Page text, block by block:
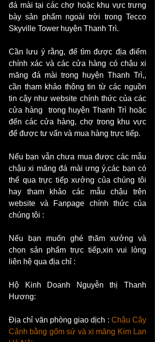
đá mài tại các chợ hoặc khu vực trưng
bày sản phẩm ngoài trời trong Tecco
Skyville Tower huyện Thanh Trì.
Cần lưu ý rằng, để tìm được địa điểm
chính xác và các cửa hàng có chậu xi
măng đá mài trong huyện Thanh Trì,,
cần tham khảo thông tin từ các nguồn
tin cậy như website chính thức của các
cửa hàng  trong huyện Thanh Trì hoặc
đến các cửa hàng, chợ trong khu vực
để được tư vấn và mua hàng trực tiếp.
Nếu bạn vẫn chưa mua được các mẫu
chậu xi măng đá mài ưng ý,các bạn có
thể qua trực tiếp xưởng của chúng tôi
hay tham khảo các mẫu chậu trên
website và Fanpage chính thức của
chúng tôi :
Nếu bạn muốn ghé thăm xưởng và
chọn sản phẩm trực tiếp,xin vui lòng
liên hệ qua địa chỉ :
Hộ Kinh Doanh Nguyễn thị Thanh
Hương:
Địa chỉ văn phòng giao dịch : Chậu Cây
Cảnh bằng gốm sứ và xi măng Kim Lan